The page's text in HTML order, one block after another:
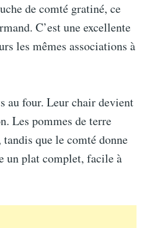
de comté gratiné, ce
C’est une excellente
les mêmes associations à
au four. Leur chair devient
Les pommes de terre
que le comté donne
un plat complet, facile à